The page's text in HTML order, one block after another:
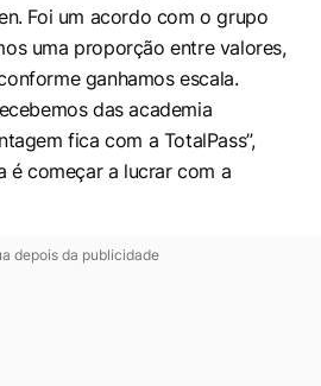
. Foi um acordo com o grupo
uma proporção entre valores,
ganhamos escala.
das academia
fica com a TotalPass”,
é começar a lucrar com a
depois da publicidade